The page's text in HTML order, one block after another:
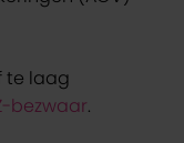
te laag
bezwaar.